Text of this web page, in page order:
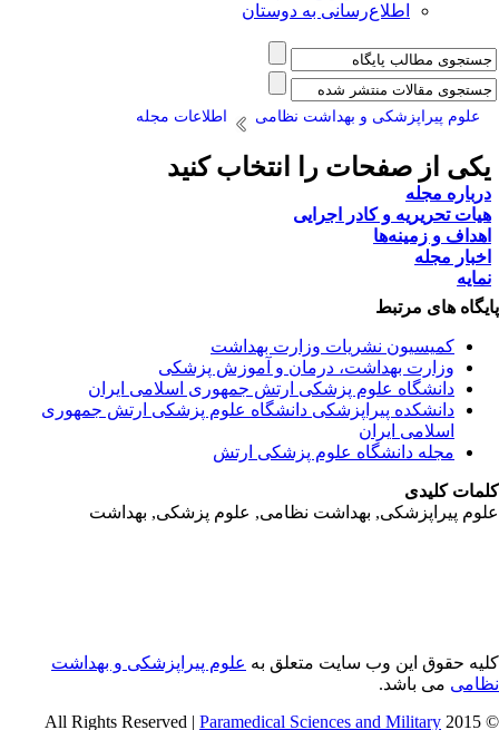
اطلاع‌رسانی به دوستان
علوم پیراپزشکی و بهداشت نظامی اطلاعات مجله
از صفحات را انتخاب کنید
مجله
تحریریه و کادر اجرایی
و زمینه‌ها
مجله
های مرتبط
کمیسیون نشریات وزارت بهداشت
وزارت بهداشت، درمان و آموزش پزشکی
دانشگاه علوم پزشکی ارتش جمهوری اسلامی ایران
دانشکده پیراپزشکی دانشگاه علوم پزشکی ارتش جمهوری
اسلامی ایران
مجله دانشگاه علوم پزشکی ارتش
کلیدی
پیراپزشکی, بهداشت نظامی, علوم پزشکی, بهداشت
حقوق این وب سایت متعلق بهعلوم پیراپزشکی و بهداشت
می باشد.
©
Paramedical Sciences and Military